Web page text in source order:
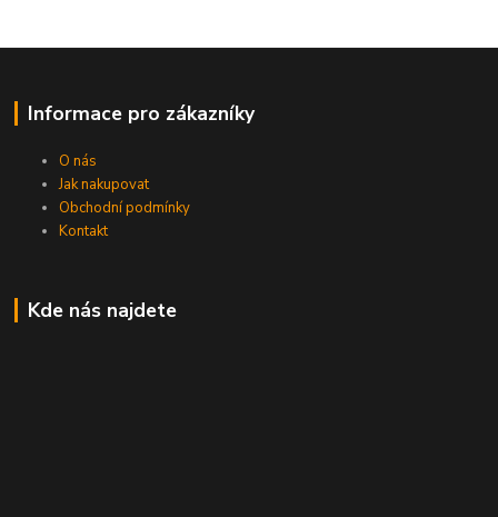
Informace pro zákazníky
O nás
Jak nakupovat
Obchodní podmínky
Kontakt
Kde nás najdete